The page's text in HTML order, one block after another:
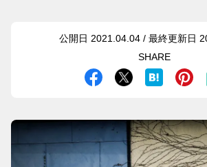
公開日 2021.04.04 / 最終更新日
SHARE